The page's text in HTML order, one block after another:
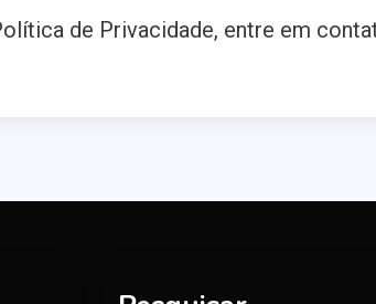
de Privacidade, entre em